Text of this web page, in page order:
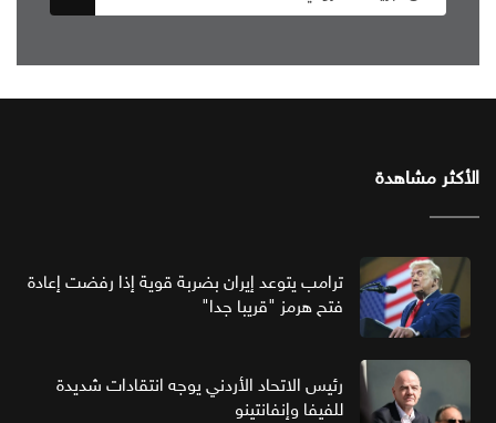
الأكثر مشاهدة
ترامب يتوعد إيران بضربة قوية إذا رفضت إعادة
فتح هرمز "قريبا جدا"
رئيس الاتحاد الأردني يوجه انتقادات شديدة
للفيفا وإنفانتينو